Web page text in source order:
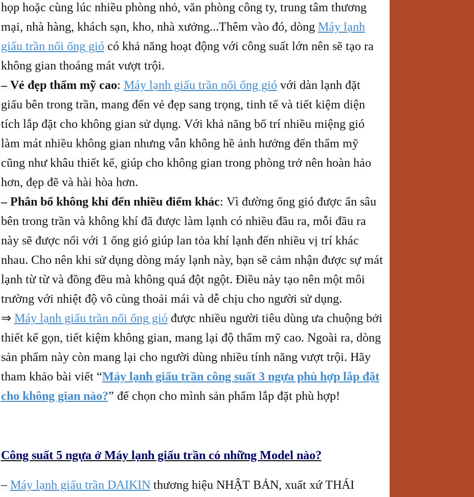
họp hoặc cùng lúc nhiều phòng nhỏ, văn phòng công ty, trung tâm thương
mại, nhà hàng, khách sạn, kho, nhà xưởng...Thêm vào đó, dòng Máy lạnh
giấu trần nối ống gió có khả năng hoạt động với công suất lớn nên sẽ tạo ra
không gian thoáng mát vượt trội.
– Vẻ đẹp thẩm mỹ cao: Máy lạnh giấu trần nối ống gió với dàn lạnh đặt
giấu bên trong trần, mang đến vẻ đẹp sang trọng, tinh tế và tiết kiệm diện
tích lắp đặt cho không gian sử dụng. Với khả năng bố trí nhiều miệng gió
làm mát nhiều không gian nhưng vẫn không hề ảnh hưởng đến thẩm mỹ
cũng như khâu thiết kế, giúp cho không gian trong phòng trở nên hoàn hảo
hơn, đẹp đẽ và hài hòa hơn.
– Phân bổ không khí đến nhiều điểm khác: Vì đường ống gió được ẩn sâu
bên trong trần và không khí đã được làm lạnh có nhiều đầu ra, mỗi đầu ra
này sẽ được nối với 1 ống gió giúp lan tỏa khí lạnh đến nhiều vị trí khác
nhau. Cho nên khi sử dụng dòng máy lạnh này, bạn sẽ cảm nhận được sự mát
lạnh từ từ và đồng đều mà không quá đột ngột. Điều này tạo nên một môi
trường với nhiệt độ vô cùng thoải mái và dễ chịu cho người sử dụng.
⇒ Máy lạnh giấu trần nối ống gió được nhiều người tiêu dùng ưa chuộng bởi
thiết kế gọn, tiết kiệm không gian, mang lại độ thẩm mỹ cao. Ngoài ra, dòng
sản phẩm này còn mang lại cho người dùng nhiều tính năng vượt trội. Hãy
tham khảo bài viết “Máy lạnh giấu trần công suất 3 ngựa phù hợp lắp đặt
cho không gian nào?” để chọn cho mình sản phẩm lắp đặt phù hợp!
Công suất 5 ngựa ở Máy lạnh giấu trần có những Model nào?
–Máy lạnh giấu trần DAIKINthương hiệu NHẬT BẢN, xuất xứ THÁI